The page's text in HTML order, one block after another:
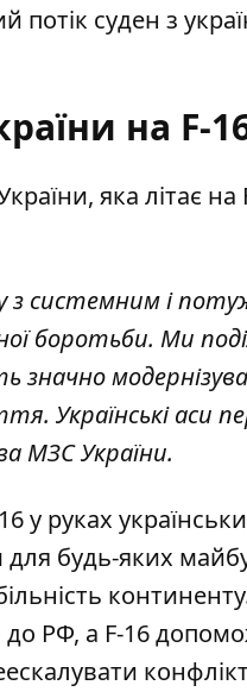
потік суден з
на
яка літає
з системним і
боротьби. Ми
значно
Українські аси
МЗС України.
у руках
будь-яких
РФ, а F-16